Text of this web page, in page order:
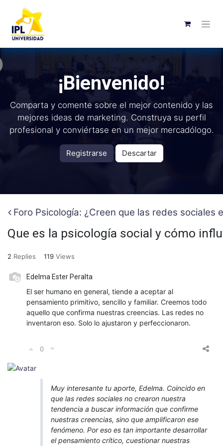
¡Bienvenido!
Comparta y comente sobre el mejor contenido y las
mejores ideas de marketing. Construya su perfil
profesional y conviértase en un mejor mercadólogo.
Registrarse Descartar
Foro Psicología: ¿Creen que las redes
Que es la psicología social y cómo
2 Replies 119 Views
Edelma Ester Peralta
El ser humano en general, tiende a aceptar al
pensamiento primitivo, sencillo y familiar. Creemos todo
aquello que confirma nuestras creencias. Las redes no
inventaron eso. Solo lo ajustaron y perfeccionaron.
0
Muy interesante tu aporte, Edelma. Coincido en
que las redes sociales no crearon nuestra
tendencia a buscar información que confirme
nuestras creencias, sino que amplificaron ese
fenómeno. Por eso es tan importante desarrollar
el pensamiento crítico, cuestionar nuestras